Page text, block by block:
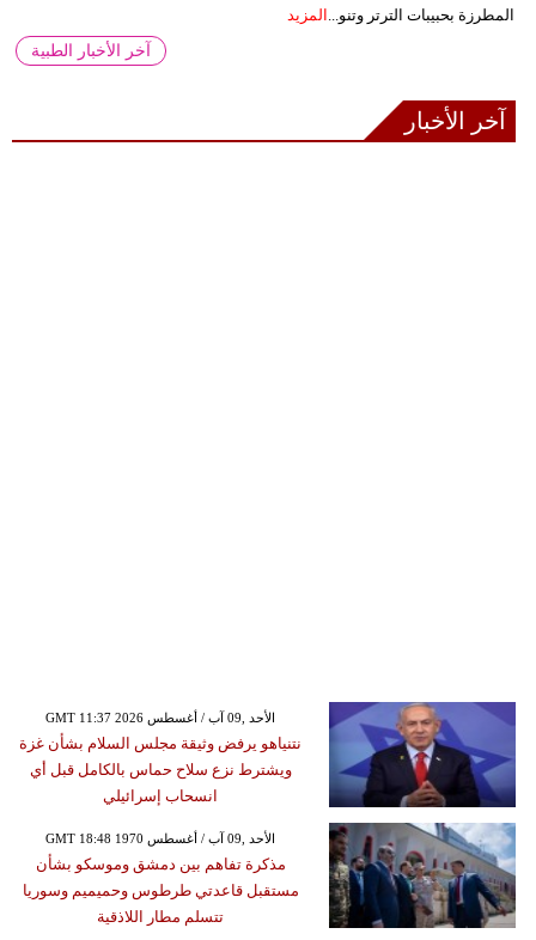
المطرزة بحبيبات الترتر وتنو... المزيد
آخر الأخبار الطبية
آخر الأخبار
GMT 11:37 2026 الأحد ,09 آب / أغسطس
نتنياهو يرفض وثيقة مجلس السلام بشأن غزة
ويشترط نزع سلاح حماس بالكامل قبل أي
انسحاب إسرائيلي
GMT 18:48 1970 الأحد ,09 آب / أغسطس
مذكرة تفاهم بين دمشق وموسكو بشأن
مستقبل قاعدتي طرطوس وحميميم وسوريا
تتسلم مطار اللاذقية